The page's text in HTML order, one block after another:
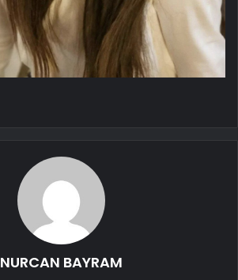
NURCAN BAYRAM